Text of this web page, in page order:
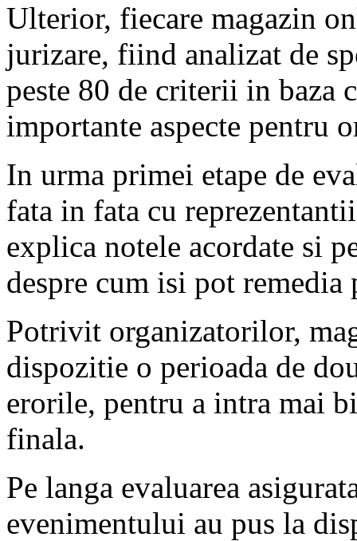
Ulterior, fiecare magazin
jurizare, fiind analizat de
peste 80 de criterii in baza
importante aspecte pentru
In urma primei etape de
fata in fata cu
explica notele acordate si
despre cum isi pot remedia
Potrivit organizatorilor,
dispozitie o perioada de
erorile, pentru a intra mai
finala.
Pe langa evaluarea
evenimentului au pus la